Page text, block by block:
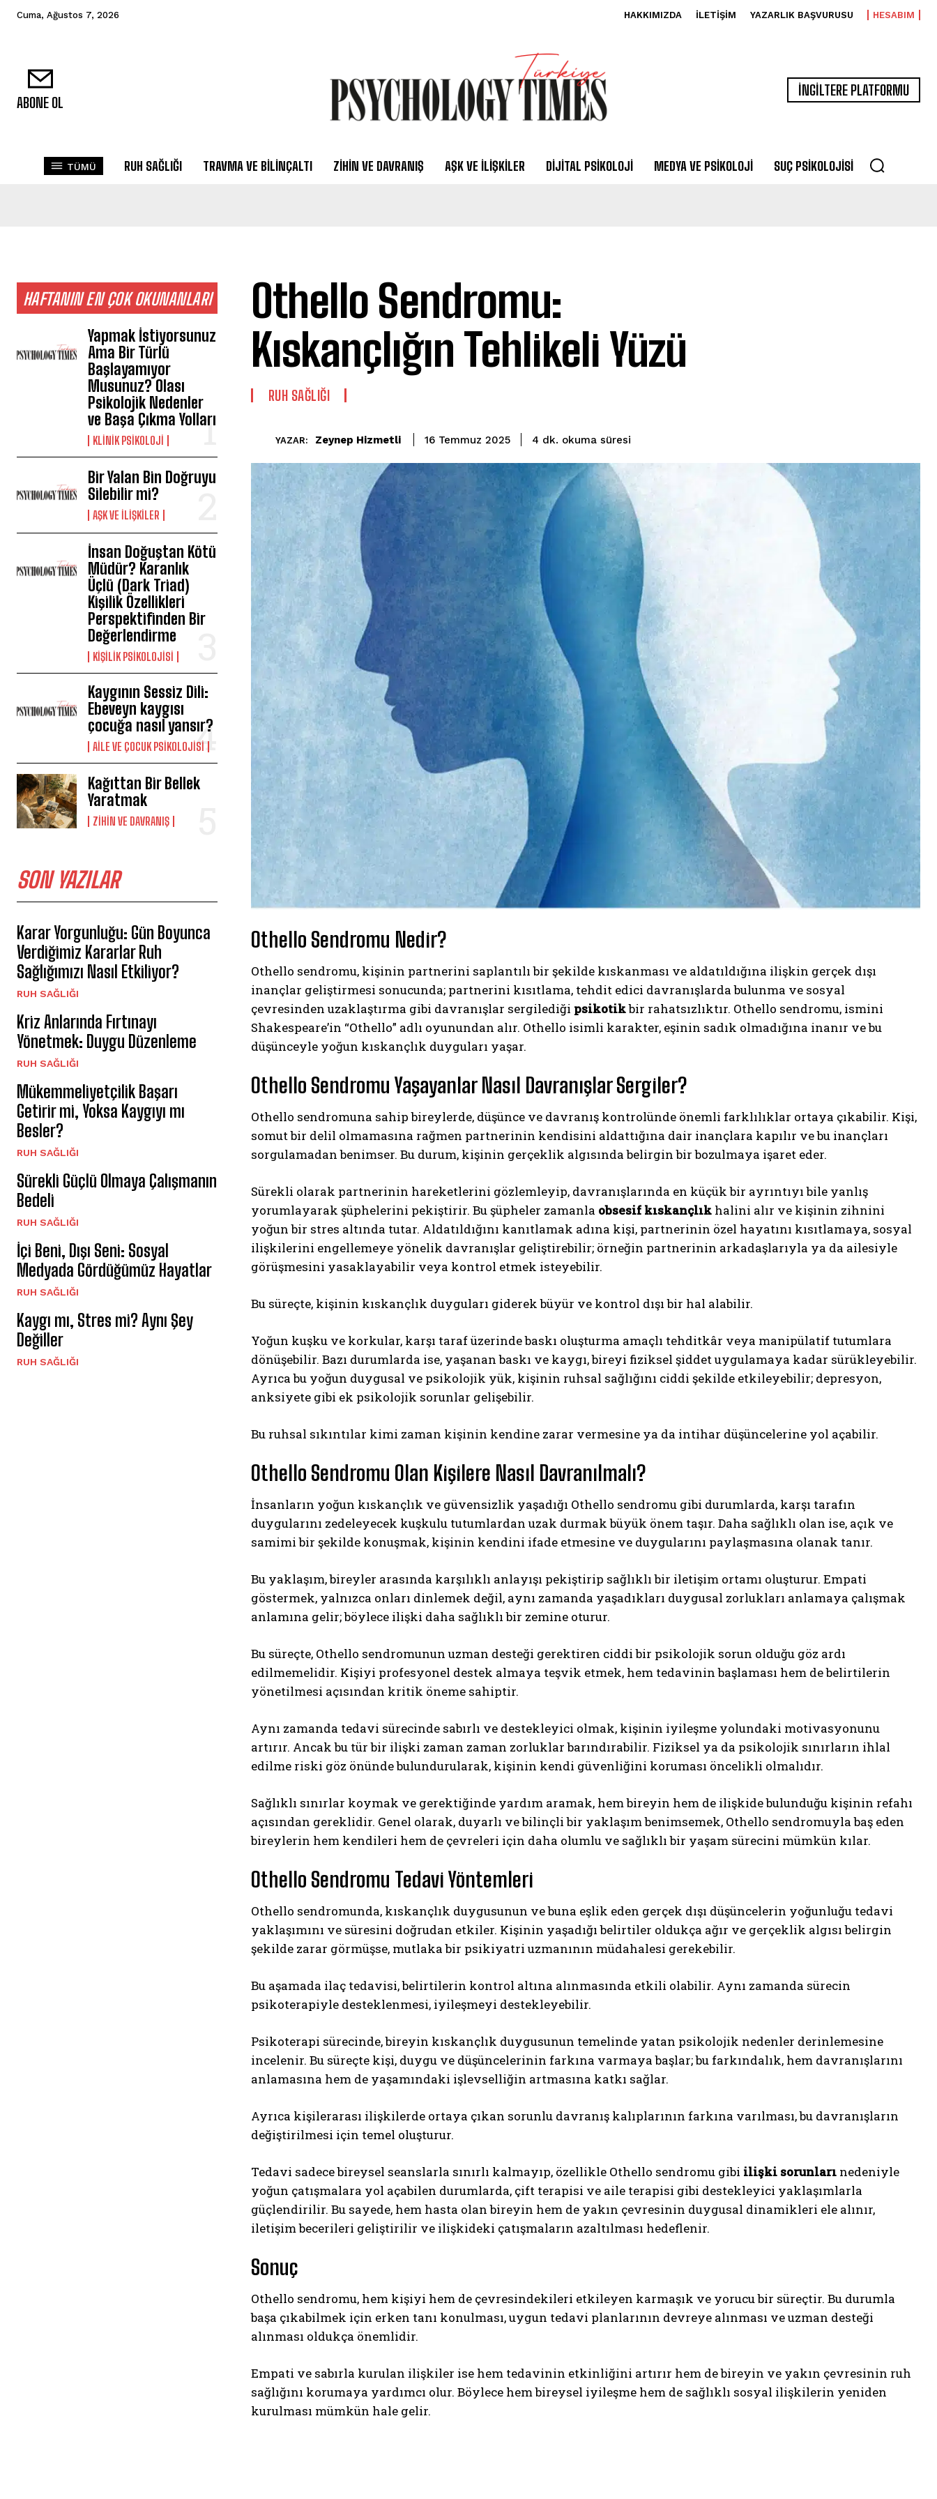
ABONE OL
Gizlilik politikasını okudum, onaylıyorum.
Cuma, Ağustos 7, 2026 HAKKIMIZDA İLETIŞIM YAZARLIK BAŞVURUSU HESABIM
ABONE OL
İNGİLTERE PLATFORMU
TÜMÜ RUH SAĞLIĞI TRAVMA VE BILINÇALTI ZIHIN VE DAVRANIŞ AŞK VE İLIŞKILER DIJITAL PSIKOLOJI MEDYA VE PSIKOLOJI SUÇ PSIKOLOJISI
HAFTANIN EN ÇOK OKUNANLARI
Yapmak İstiyorsunuz
Ama Bir Türlü
Başlayamıyor
Musunuz? Olası
Psikolojik Nedenler
ve Başa Çıkma Yolları
KLINIK PSIKOLOJI
Bir Yalan Bin Doğruyu
Silebilir mi?
AŞK VE İLIŞKILER
İnsan Doğuştan Kötü
Müdür? Karanlık
Üçlü (Dark Triad)
Kişilik Özellikleri
Perspektifinden Bir
Değerlendirme
KIŞILIK PSIKOLOJISI
Kaygının Sessiz Dili:
Ebeveyn kaygısı
çocuğa nasıl yansır?
AILE VE ÇOCUK PSIKOLOJISI
Kağıttan Bir Bellek
Yaratmak
⁠ZIHIN VE DAVRANIŞ
SON YAZILAR
Karar Yorgunluğu: Gün Boyunca
Verdiğimiz Kararlar Ruh
Sağlığımızı Nasıl Etkiliyor?
⁠RUH SAĞLIĞI
Kriz Anlarında Fırtınayı
Yönetmek: Duygu Düzenleme
⁠RUH SAĞLIĞI
Mükemmeliyetçilik Başarı
Getirir mi, Yoksa Kaygıyı mı
Besler?
⁠RUH SAĞLIĞI
Sürekli Güçlü Olmaya Çalışmanın
Bedeli
⁠RUH SAĞLIĞI
İçi Beni, Dışı Seni: Sosyal
Medyada Gördüğümüz Hayatlar
⁠RUH SAĞLIĞI
Kaygı mı, Stres mi? Aynı Şey
Değiller
⁠RUH SAĞLIĞI
Othello Sendromu:
Kıskançlığın Tehlikeli Yüzü
⁠RUH SAĞLIĞI
YAZAR: Zeynep Hizmetli 16 Temmuz 2025 4 dk. okuma süresi
Othello Sendromu Nedir?
Othello sendromu, kişinin partnerini saplantılı bir şekilde kıskanması ve aldatıldığına ilişkin gerçek dışı
inançlar geliştirmesi sonucunda; partnerini kısıtlama, tehdit edici davranışlarda bulunma ve sosyal
çevresinden uzaklaştırma gibi davranışlar sergilediği psikotikbir rahatsızlıktır. Othello sendromu, ismini
Shakespeare’in “Othello” adlı oyunundan alır. Othello isimli karakter, eşinin sadık olmadığına inanır ve bu
düşünceyle yoğun kıskançlık duyguları yaşar.
Othello Sendromu Yaşayanlar Nasıl Davranışlar Sergiler?
Othello sendromuna sahip bireylerde, düşünce ve davranış kontrolünde önemli farklılıklar ortaya çıkabilir. Kişi,
somut bir delil olmamasına rağmen partnerinin kendisini aldattığına dair inançlara kapılır ve bu inançları
sorgulamadan benimser. Bu durum, kişinin gerçeklik algısında belirgin bir bozulmaya işaret eder.
Sürekli olarak partnerinin hareketlerini gözlemleyip, davranışlarında en küçük bir ayrıntıyı bile yanlış
yorumlayarak şüphelerini pekiştirir. Bu şüpheler zamanla obsesif kıskançlık halini alır ve kişinin zihnini
yoğun bir stres altında tutar. Aldatıldığını kanıtlamak adına kişi, partnerinin özel hayatını kısıtlamaya, sosyal
ilişkilerini engellemeye yönelik davranışlar geliştirebilir; örneğin partnerinin arkadaşlarıyla ya da ailesiyle
görüşmesini yasaklayabilir veya kontrol etmek isteyebilir.
Bu süreçte, kişinin kıskançlık duyguları giderek büyür ve kontrol dışı bir hal alabilir.
Yoğun kuşku ve korkular, karşı taraf üzerinde baskı oluşturma amaçlı tehditkâr veya manipülatif tutumlara
dönüşebilir. Bazı durumlarda ise, yaşanan baskı ve kaygı, bireyi fiziksel şiddet uygulamaya kadar sürükleyebilir.
Ayrıca bu yoğun duygusal ve psikolojik yük, kişinin ruhsal sağlığını ciddi şekilde etkileyebilir; depresyon,
anksiyete gibi ek psikolojik sorunlar gelişebilir.
Bu ruhsal sıkıntılar kimi zaman kişinin kendine zarar vermesine ya da intihar düşüncelerine yol açabilir.
Othello Sendromu Olan Kişilere Nasıl Davranılmalı?
İnsanların yoğun kıskançlık ve güvensizlik yaşadığı Othello sendromu gibi durumlarda, karşı tarafın
duygularını zedeleyecek kuşkulu tutumlardan uzak durmak büyük önem taşır. Daha sağlıklı olan ise, açık ve
samimi bir şekilde konuşmak, kişinin kendini ifade etmesine ve duygularını paylaşmasına olanak tanır.
Bu yaklaşım, bireyler arasında karşılıklı anlayışı pekiştirip sağlıklı bir iletişim ortamı oluşturur. Empati
göstermek, yalnızca onları dinlemek değil, aynı zamanda yaşadıkları duygusal zorlukları anlamaya çalışmak
anlamına gelir; böylece ilişki daha sağlıklı bir zemine oturur.
Bu süreçte, Othello sendromunun uzman desteği gerektiren ciddi bir psikolojik sorun olduğu göz ardı
edilmemelidir. Kişiyi profesyonel destek almaya teşvik etmek, hem tedavinin başlaması hem de belirtilerin
yönetilmesi açısından kritik öneme sahiptir.
Aynı zamanda tedavi sürecinde sabırlı ve destekleyici olmak, kişinin iyileşme yolundaki motivasyonunu
artırır. Ancak bu tür bir ilişki zaman zaman zorluklar barındırabilir. Fiziksel ya da psikolojik sınırların ihlal
edilme riski göz önünde bulundurularak, kişinin kendi güvenliğini koruması öncelikli olmalıdır.
Sağlıklı sınırlar koymak ve gerektiğinde yardım aramak, hem bireyin hem de ilişkide bulunduğu kişinin refahı
açısından gereklidir. Genel olarak, duyarlı ve bilinçli bir yaklaşım benimsemek, Othello sendromuyla baş eden
bireylerin hem kendileri hem de çevreleri için daha olumlu ve sağlıklı bir yaşam sürecini mümkün kılar.
Othello Sendromu Tedavi Yöntemleri
Othello sendromunda, kıskançlık duygusunun ve buna eşlik eden gerçek dışı düşüncelerin yoğunluğu tedavi
yaklaşımını ve süresini doğrudan etkiler. Kişinin yaşadığı belirtiler oldukça ağır ve gerçeklik algısı belirgin
şekilde zarar görmüşse, mutlaka bir psikiyatri uzmanının müdahalesi gerekebilir.
Bu aşamada ilaç tedavisi, belirtilerin kontrol altına alınmasında etkili olabilir. Aynı zamanda sürecin
psikoterapiyle desteklenmesi, iyileşmeyi destekleyebilir.
Psikoterapi sürecinde, bireyin kıskançlık duygusunun temelinde yatan psikolojik nedenler derinlemesine
incelenir. Bu süreçte kişi, duygu ve düşüncelerinin farkına varmaya başlar; bu farkındalık, hem davranışlarını
anlamasına hem de yaşamındaki işlevselliğin artmasına katkı sağlar.
Ayrıca kişilerarası ilişkilerde ortaya çıkan sorunlu davranış kalıplarının farkına varılması, bu davranışların
değiştirilmesi için temel oluşturur.
Tedavi sadece bireysel seanslarla sınırlı kalmayıp, özellikle Othello sendromu gibi ilişki sorunları nedeniyle
yoğun çatışmalara yol açabilen durumlarda, çift terapisi ve aile terapisi gibi destekleyici yaklaşımlarla
güçlendirilir. Bu sayede, hem hasta olan bireyin hem de yakın çevresinin duygusal dinamikleri ele alınır,
iletişim becerileri geliştirilir ve ilişkideki çatışmaların azaltılması hedeflenir.
Sonuç
Othello sendromu, hem kişiyi hem de çevresindekileri etkileyen karmaşık ve yorucu bir süreçtir. Bu durumla
başa çıkabilmek için erken tanı konulması, uygun tedavi planlarının devreye alınması ve uzman desteği
alınması oldukça önemlidir.
Empati ve sabırla kurulan ilişkiler ise hem tedavinin etkinliğini artırır hem de bireyin ve yakın çevresinin ruh
sağlığını korumaya yardımcı olur. Böylece hem bireysel iyileşme hem de sağlıklı sosyal ilişkilerin yeniden
kurulması mümkün hale gelir.